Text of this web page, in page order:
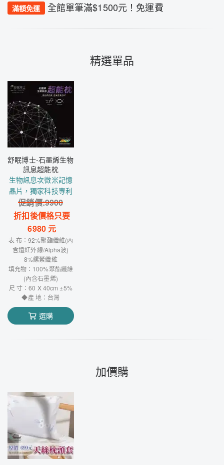
滿額免運 全館單筆滿$1500元！免運費
精選單品
舒眠博士-石墨烯生物
訊息超能枕
生物訊息次微米記憶
晶片，獨家科技專利
促銷價:9900
折扣後價格只要
6980元
表 布：92%聚酯纖維(內
含遠紅外線/Alpha波)
8%縲縈纖維
填充物：100%聚酯纖維
(內含石墨烯)
尺 寸：60 X 40cm ±5%
◆產 地：台灣
選購
加價購